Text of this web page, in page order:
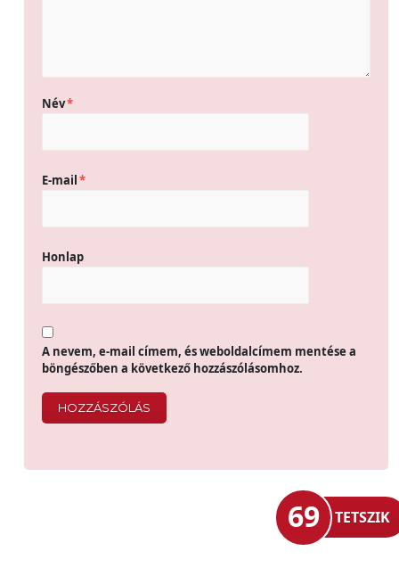
Név*
E-mail*
Honlap
A nevem, e-mail címem, és weboldalcímem mentése a
böngészőben a következő hozzászólásomhoz.
69 TETSZIK